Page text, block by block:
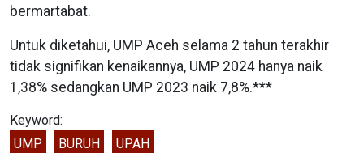
bermartabat.
Untuk diketahui, UMP Aceh selama 2 tahun terakhir
tidak signifikan kenaikannya, UMP 2024 hanya naik
1,38% sedangkan UMP 2023 naik 7,8%.***
Keyword:
UMP
BURUH UPAH